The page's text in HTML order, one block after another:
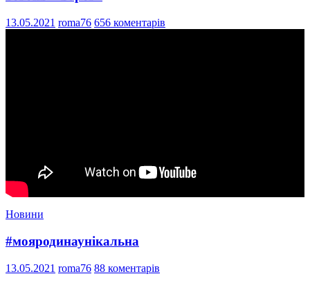
13.05.2021 roma76 656 коментарів
Новини
#мояродинаунікальна
13.05.2021 roma76 88 коментарів